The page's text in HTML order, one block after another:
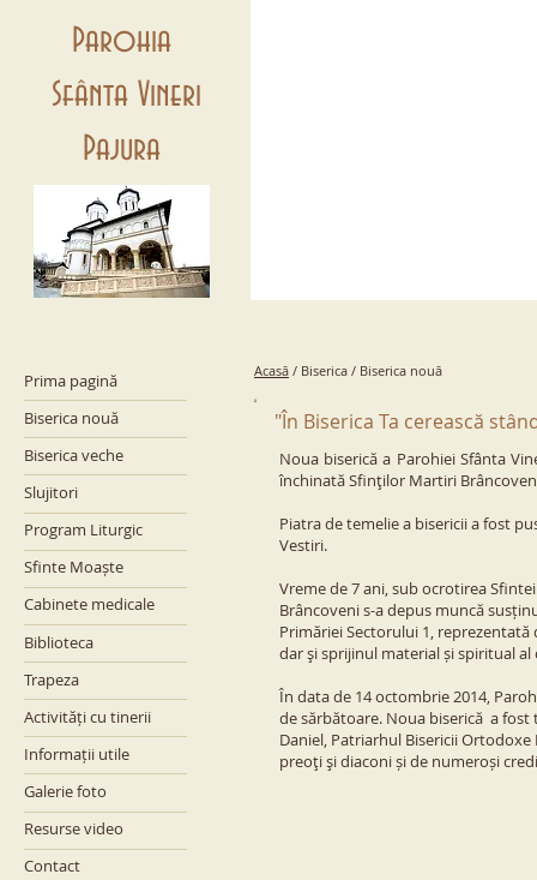
Parohia
Sfânta Vineri
Pajura
Acasă / Biserica / Biserica nouă
"În Biserica Ta cerească
Noua biserică a Parohiei Sfânta
închinată Sfinţilor Martiri
Piatra de temelie a bisericii a fost
Vestiri.
Vreme de 7 ani, sub ocrotirea
Brâncoveni s-a depus muncă
Primăriei Sectorului 1,
dar şi sprijinul material și spiritual
În data de 14 octombrie 2014,
de sărbătoare. Noua biserică a
Daniel, Patriarhul Bisericii
preoţi şi diaconi și de numeroși
Prima pagină
Biserica nouă
Biserica veche
Slujitori
Program Liturgic
Sfinte Moaște
Cabinete medicale
Biblioteca
Trapeza
Activități cu tinerii
Informații utile
Galerie foto
Resurse video
Contact